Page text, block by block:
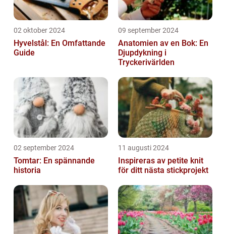
02 oktober 2024
Hyvelstål: En Omfattande
Guide
09 september 2024
Anatomien av en Bok: En
Djupdykning i
Tryckerivärlden
02 september 2024
Tomtar: En spännande
historia
11 augusti 2024
Inspireras av petite knit
för ditt nästa stickprojekt